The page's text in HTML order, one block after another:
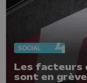
SOCIAL
Les facteurs
sont en grève